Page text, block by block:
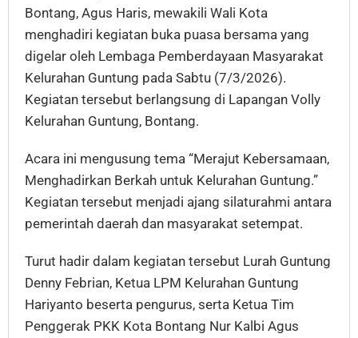
Bontang, Agus Haris, mewakili Wali Kota
menghadiri kegiatan buka puasa bersama yang
digelar oleh Lembaga Pemberdayaan Masyarakat
Kelurahan Guntung pada Sabtu (7/3/2026).
Kegiatan tersebut berlangsung di Lapangan Volly
Kelurahan Guntung, Bontang.
Acara ini mengusung tema “Merajut Kebersamaan,
Menghadirkan Berkah untuk Kelurahan Guntung.”
Kegiatan tersebut menjadi ajang silaturahmi antara
pemerintah daerah dan masyarakat setempat.
Turut hadir dalam kegiatan tersebut Lurah Guntung
Denny Febrian, Ketua LPM Kelurahan Guntung
Hariyanto beserta pengurus, serta Ketua Tim
Penggerak PKK Kota Bontang Nur Kalbi Agus